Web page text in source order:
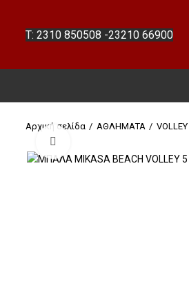
T: 2310 850508 -23210 66900
Αρχική σελίδα ΑΘΛΗΜΑΤΑ VΟLLΕΥ